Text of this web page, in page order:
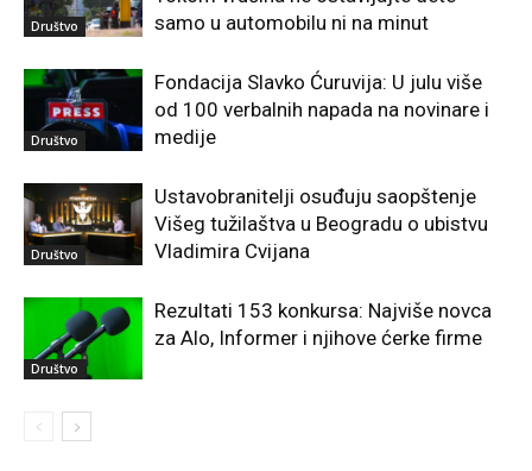
Društvo
samo u automobilu ni na minut
Društvo
Fondacija Slavko Ćuruvija: U julu više
od 100 verbalnih napada na novinare i
medije
Društvo
Ustavobranitelji osuđuju saopštenje
Višeg tužilaštva u Beogradu o ubistvu
Vladimira Cvijana
Društvo
Rezultati 153 konkursa: Najviše novca
za Alo, Informer i njihove ćerke firme